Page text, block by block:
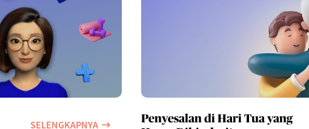
SELENGKAPNYA
Penyesalan di Hari Tua yang